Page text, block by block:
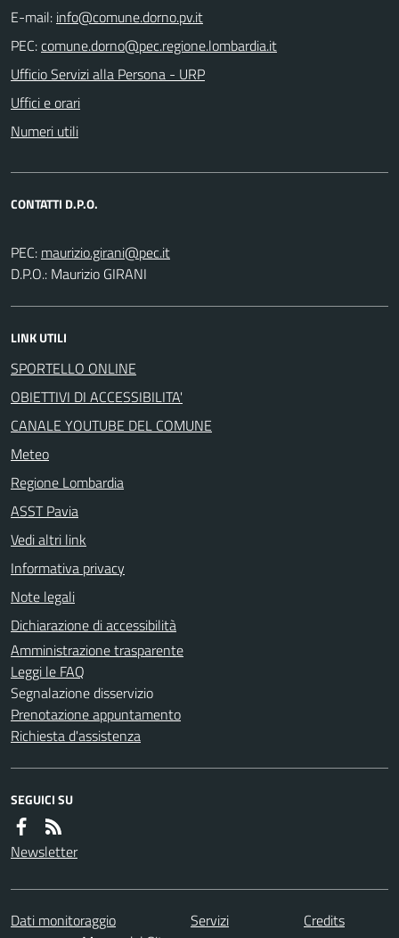
E-mail:
PEC:
Ufficio Servizi alla Persona - URP
Uffici e orari
Numeri utili
CONTATTI D.P.O.
PEC:
D.P.O.: Maurizio GIRANI
LINK UTILI
SPORTELLO ONLINE
OBIETTIVI DI ACCESSIBILITA'
CANALE YOUTUBE DEL COMUNE
Meteo
Regione Lombardia
ASST Pavia
Vedi altri link
Informativa privacy
Note legali
Dichiarazione di accessibilità
Amministrazione trasparente
Leggi le FAQ
Segnalazione disservizio
Prenotazione appuntamento
Richiesta d'assistenza
SEGUICI SU
Newsletter
Dati monitoraggio Servizi
Credits